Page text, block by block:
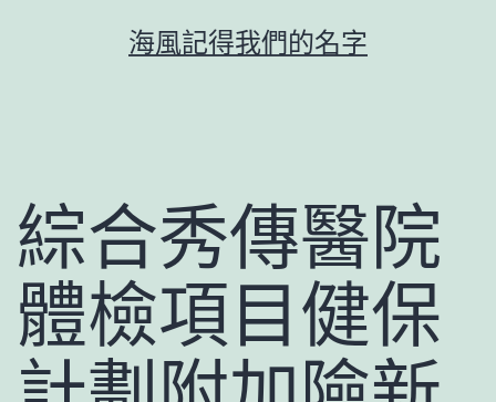
海風記得我們的名字
綜合秀傳醫院
體檢項目健保